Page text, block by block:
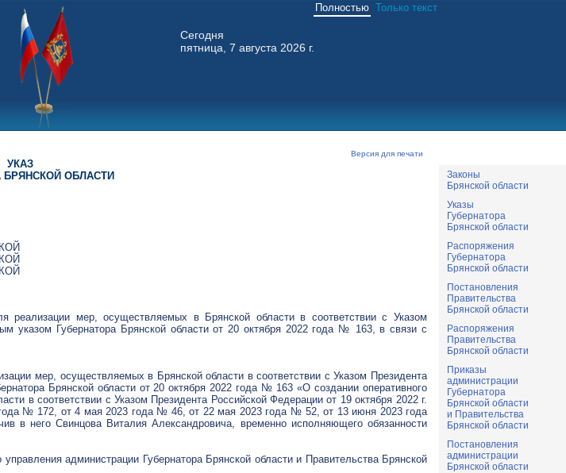
Полностью Только текст
Сегодня
пятница, 7 августа 2026 г.
Версия для печати
УКАЗ
БРЯНСКОЙ ОБЛАСТИ
мер, осуществляемых в Брянской области в соответствии с Указом
указом Губернатора Брянской области от 20 октября 2022 года № 163, в связи с
мер, осуществляемых в Брянской области в соответствии с Указом Президента
Брянской области от 20 октября 2022 года № 163 «О создании оперативного
в соответствии с Указом Президента Российской Федерации от 19 октября 2022 г.
№ 172, от 4 мая 2023 года № 46, от 22 мая 2023 года № 52, от 13 июня 2023 года
Свинцова Виталия Александровича, временно исполняющего обязанности
администрации Губернатора Брянской области и Правительства Брянской
Законы
Брянской области
Указы
Губернатора
Брянской области
Распоряжения
Губернатора
Брянской области
Постановления
Правительства
Брянской области
Распоряжения
Правительства
Брянской области
Приказы
администрации
Губернатора
Брянской области
и Правительства
Брянской области
Постановления
администрации
Брянской области